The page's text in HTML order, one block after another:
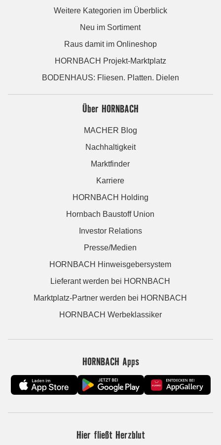
Weitere Kategorien im Überblick
Neu im Sortiment
Raus damit im Onlineshop
HORNBACH Projekt-Marktplatz
BODENHAUS: Fliesen. Platten. Dielen
Über HORNBACH
MACHER Blog
Nachhaltigkeit
Marktfinder
Karriere
HORNBACH Holding
Hornbach Baustoff Union
Investor Relations
Presse/Medien
HORNBACH Hinweisgebersystem
Lieferant werden bei HORNBACH
Marktplatz-Partner werden bei HORNBACH
HORNBACH Werbeklassiker
HORNBACH Apps
Hier fließt Herzblut